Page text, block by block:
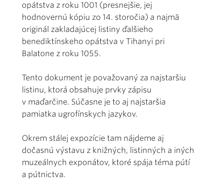
opátstva z roku 1001 (presnejšie, jej
hodnovernú kópiu zo 14. storočia) a najmä
originál zakladajúcej listiny ďalšieho
benediktínskeho opátstva v Tihanyi pri
Balatone z roku 1055.
Tento dokument je považovaný za najstaršiu
listinu, ktorá obsahuje prvky zápisu
v maďarčine. Súčasne je to aj najstaršia
pamiatka ugrofínskych jazykov.
Okrem stálej expozície tam nájdeme aj
dočasnú výstavu z knižných, listinných a iných
muzeálnych exponátov, ktoré spája téma pútí
a pútnictva.